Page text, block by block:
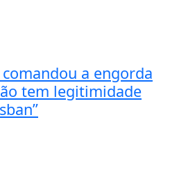
a engorda
tem legitimidade